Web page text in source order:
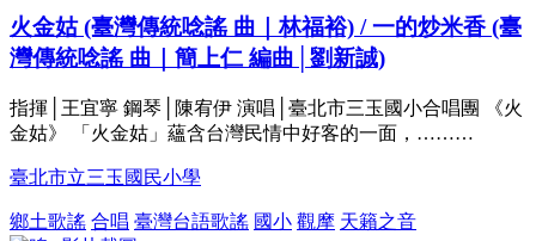
火金姑 (臺灣傳統唸謠 曲｜林福裕) / 一的炒米香 (臺
灣傳統唸謠 曲｜簡上仁 編曲│劉新誠)
指揮│王宜寧 鋼琴│陳宥伊 演唱│臺北市三玉國小合唱團 《火
金姑》 「火金姑」蘊含台灣民情中好客的一面，………
臺北市立三玉國民小學
鄉土歌謠 合唱 臺灣台語歌謠 國小 觀摩 天籟之音